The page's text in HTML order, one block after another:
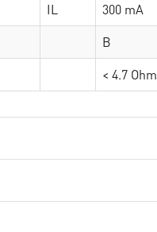
IL
300 mA
B
< 4.7 Ohm